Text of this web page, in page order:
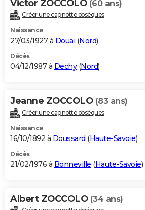
Victor ZOCCOLO (60 ans)
Créer une cagnotte obsèques
Naissance
27/03/1927 à Douai (Nord)
Décès
04/12/1987 à Dechy(Nord)
Jeanne ZOCCOLO (83 ans)
Créer une cagnotte obsèques
Naissance
16/10/1892 à Doussard (Haute-Savoie)
Décès
21/02/1976 à Bonneville (Haute-Savoie)
Albert ZOCCOLO (34 ans)